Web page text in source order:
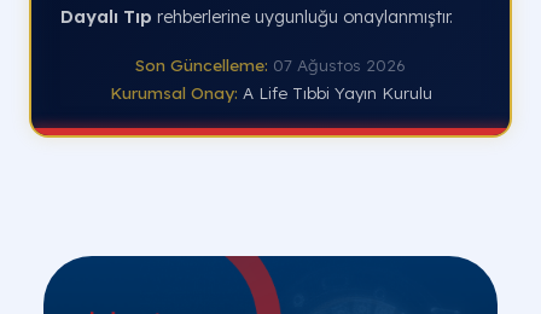
Dayalı Tıp rehberlerine uygunluğu onaylanmıştır.
Son Güncelleme: 07 Ağustos 2026
Kurumsal Onay: A Life Tıbbi Yayın Kurulu